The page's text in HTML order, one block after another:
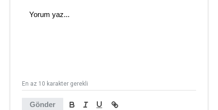
Gönder
En az 10 karakter gerekli